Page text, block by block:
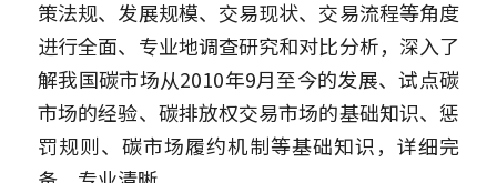
策法规、发展规模、交易现状、交易流程等角度
进行全面、专业地调查研究和对比分析，深入了
解我国碳市场从2010年9月至今的发展、试点碳
市场的经验、碳排放权交易市场的基础知识、惩
罚规则、碳市场履约机制等基础知识，详细完